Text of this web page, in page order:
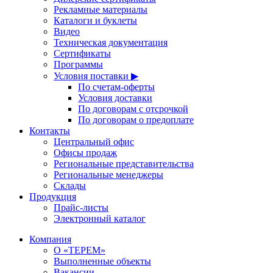
Рекламные материалы
Каталоги и буклеты
Видео
Техническая документация
Сертификаты
Программы
Условия поставки ▶
По счетам-оферты
Условия доставки
По договорам с отсрочкой
По договорам о предоплате
Контакты
Центральный офис
Офисы продаж
Региональные представительства
Региональные менеджеры
Склады
Продукция
Прайс-листы
Электронный каталог
Компания
О «ТЕРЕМ»
Выполненные объекты